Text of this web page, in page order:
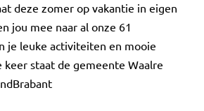
deze zomer op vakantie in eigen
jou mee naar al onze 61
je leuke activiteiten en mooie
keer staat de gemeente Waalre